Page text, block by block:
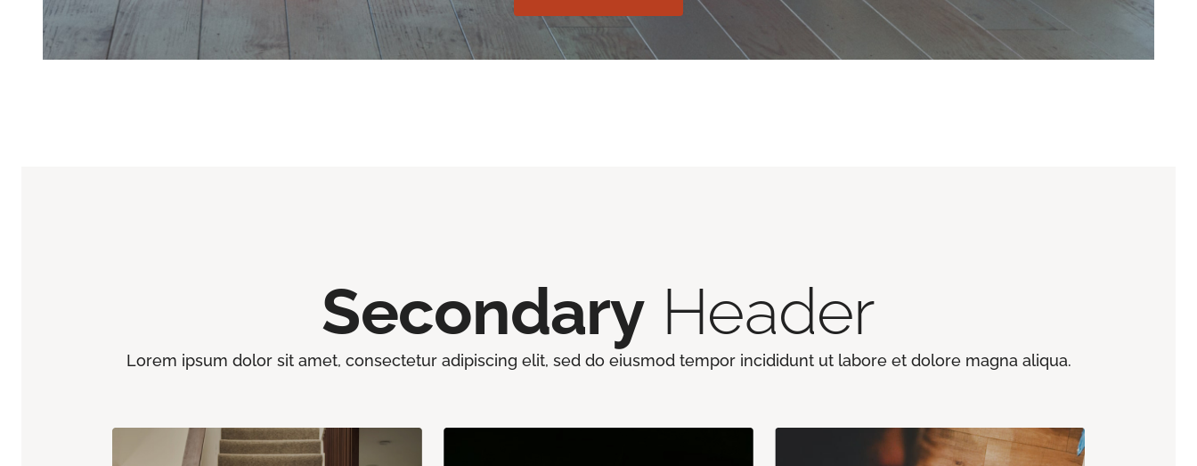
Secondary Header
Lorem ipsum dolor sit amet, consectetur adipiscing elit, sed do eiusmod tempor incididunt ut labore et dolore magna aliqua.